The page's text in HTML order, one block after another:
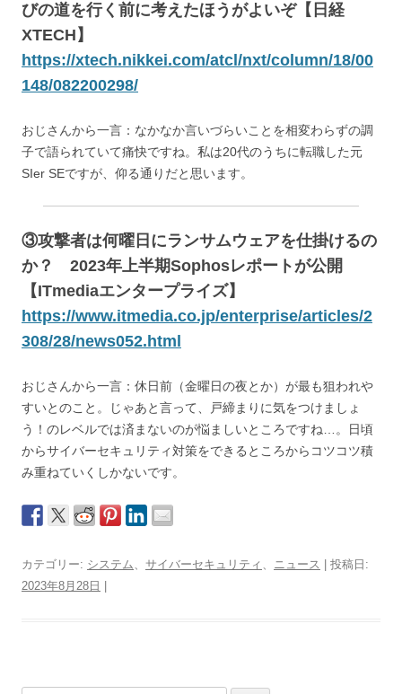
びの道を行く前に考えたほうがよいぞ【日経
XTECH】
https://xtech.nikkei.com/atcl/nxt/column/18/00
148/082200298/
おじさんから一言：なかなか言いづらいことを相変わらずの調
子で語られていて痛快ですね。私は20代のうちに転職した元
SIer SEですが、仰る通りだと思います。
③攻撃者は何曜日にランサムウェアを仕掛けるの
か？ 2023年上半期Sophosレポートが公開
【ITmediaエンタープライズ】
https://www.itmedia.co.jp/enterprise/articles/2
308/28/news052.html
おじさんから一言：休日前（金曜日の夜とか）が最も狙われや
すいとのこと。じゃあと言って、戸締まりに気をつけましょ
う！のレベルでは済まないのが悩ましいところですね…。日頃
からサイバーセキュリティ対策をできるところからコツコツ積
み重ねていくしかないです。
カテゴリー: システム、 サイバーセキュリティ 、 ニュース
| 投稿日:
2023年8月28日